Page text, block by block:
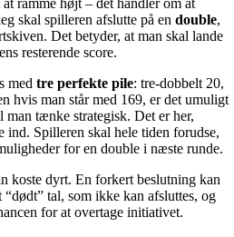
skal spilleren afslutte på en double,
Det betyder, at man skal lande
resterende score.
med tre perfekte pile: tre-dobbelt 20,
hvis man står med 169, er det umuligt
man tænke strategisk. Det er her,
ind. Spilleren skal hele tiden forudse,
for en double i næste runde.
koste dyrt. En forkert beslutning kan
tal, som ikke kan afsluttes, og
for at overtage initiativet.